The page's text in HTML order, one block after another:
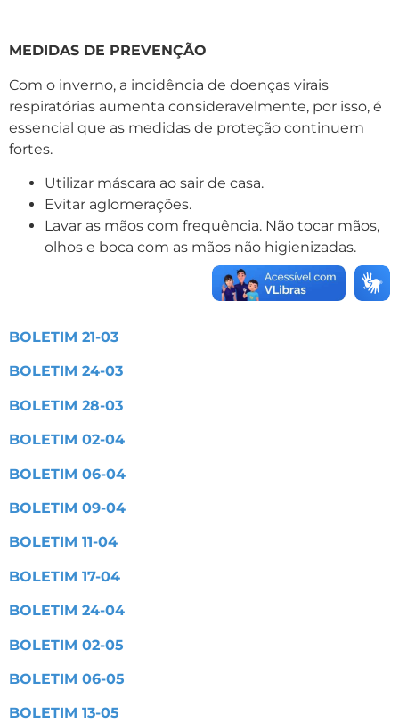
MEDIDAS DE PREVENÇÃO
Com o inverno, a incidência de doenças virais
respiratórias aumenta consideravelmente, por isso, é
essencial que as medidas de proteção continuem
fortes.
Utilizar máscara ao sair de casa.
Evitar aglomerações.
Lavar as mãos com frequência. Não tocar mãos,
olhos e boca com as mãos não higienizadas.
BOLETIM 21-03
BOLETIM 24-03
BOLETIM 28-03
BOLETIM 02-04
BOLETIM 06-04
BOLETIM 09-04
BOLETIM 11-04
BOLETIM 17-04
BOLETIM 24-04
BOLETIM 02-05
BOLETIM 06-05
BOLETIM 13-05